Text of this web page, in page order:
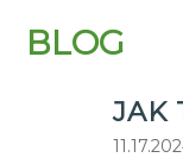
BLOG
JAK